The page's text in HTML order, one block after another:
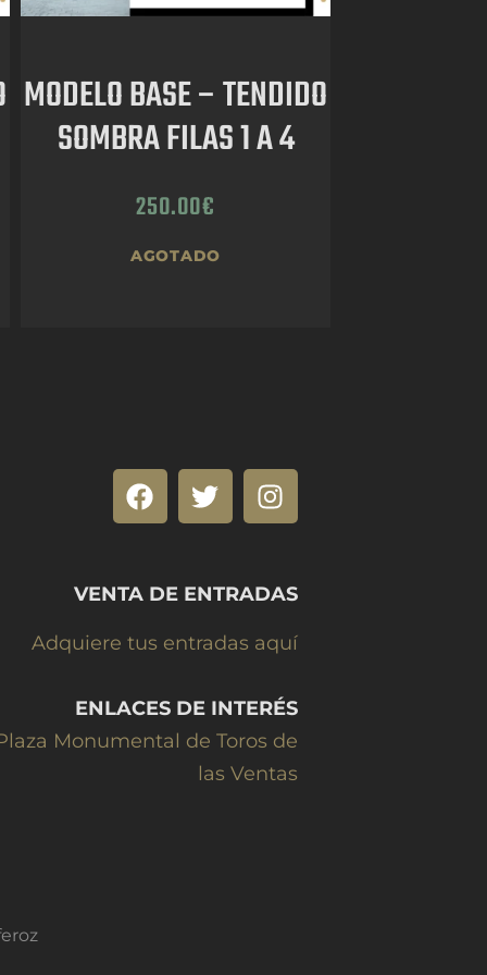
MODELO BASE – TENDIDO
SOMBRA FILAS 1 A 4
250.00€
AGOTADO
VENTA DE ENTRADAS
Adquiere tus entradas aquí
ENLACES DE INTERÉS
Monumental de Toros de
las Ventas